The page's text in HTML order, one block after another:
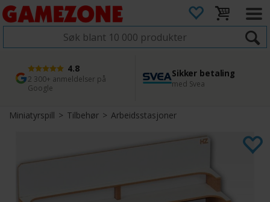
4.8
2 300+ anmeldelser på
Google
Sikker betaling
med Svea
1 dags levering
Bestill innen kl. 12
45 dager returfrist
Enkel retur
Miniatyrspill>Tilbehør>Arbeidsstasjoner